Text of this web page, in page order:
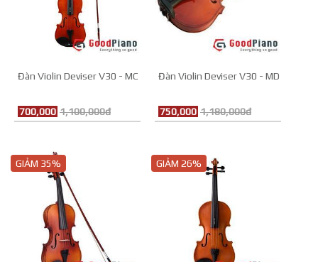
Đàn Violin Deviser V30 - MC
700,000 1,100,000đ
Đàn Violin Deviser V30 - MD
750,000 1,180,000đ
GIẢM 35% GIẢM 26%